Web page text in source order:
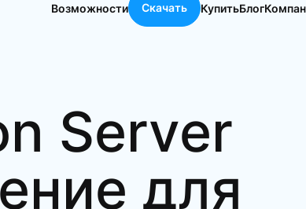
Возможности Скачать КупитьБлог
Server
для